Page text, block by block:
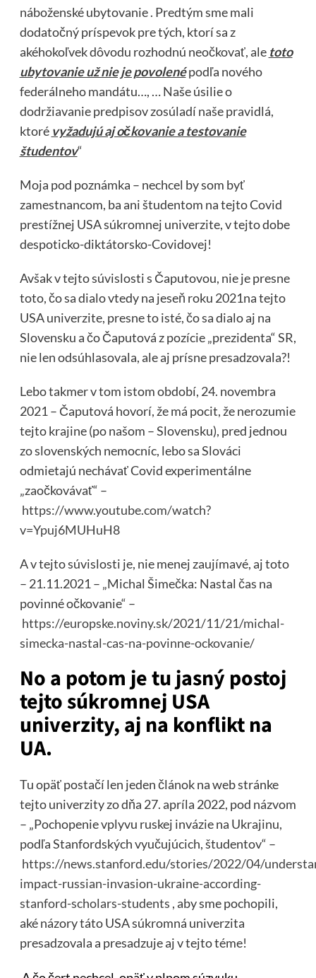
náboženské ubytovanie . Predtým sme mali
dodatočný príspevok pre tých, ktorí sa z
akéhokoľvek dôvodu rozhodnú neočkovať, ale toto
ubytovanie už nie je povolenépodľa nového
federálneho mandátu…, … Naše úsilie o
dodržiavanie predpisov zosúladí naše pravidlá,
ktoré vyžadujú aj očkovanie a testovanie
študentov“
Moja pod poznámka – nechcel by som byť
zamestnancom, ba ani študentom na tejto Covid
prestížnej USA súkromnej univerzite, v tejto dobe
despoticko-diktátorsko-Covidovej!
Avšak v tejto súvislosti s Čaputovou, nie je presne
toto, čo sa dialo vtedy na jeseň roku 2021na tejto
USA univerzite, presne to isté, čo sa dialo aj na
Slovensku a čo Čaputová z pozície „prezidenta“ SR,
nie len odsúhlasovala, ale aj prísne presadzovala?!
Lebo takmer v tom istom období, 24. novembra
2021 – Čaputová hovorí, že má pocit, že nerozumie
tejto krajine (po našom – Slovensku), pred jednou
zo slovenských nemocníc, lebo sa Slováci
odmietajú nechávať Covid experimentálne
„zaočkovávať“ –
https://www.youtube.com/watch?
v=Ypuj6MUHuH8
A v tejto súvislosti je, nie menej zaujímavé, aj toto
– 21.11.2021 – „Michal Šimečka: Nastal čas na
povinné očkovanie“ –
https://europske.noviny.sk/2021/11/21/michal-
simecka-nastal-cas-na-povinne-ockovanie/
No a potom je tu jasný postoj
tejto súkromnej USA
univerzity, aj na konflikt na
UA.
Tu opäť postačí len jeden článok na web stránke
tejto univerzity zo dňa 27. apríla 2022, pod názvom
– „Pochopenie vplyvu ruskej invázie na Ukrajinu,
podľa Stanfordských vyučujúcich, študentov“ –
https://news.stanford.edu/stories/2022/04/
impact-russian-invasion-ukraine-according-
stanford-scholars-students , aby sme pochopili,
aké názory táto USA súkromná univerzita
presadzovala a presadzuje aj v tejto téme!